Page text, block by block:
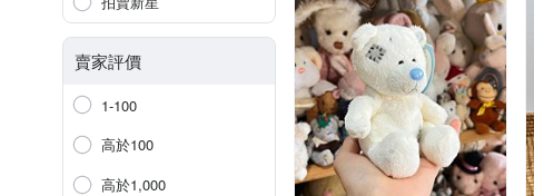
賣家評價
1-100
高於100
高於1,000